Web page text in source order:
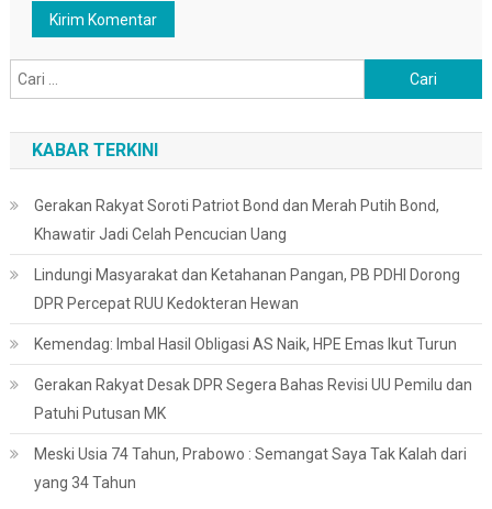
untuk:
KABAR TERKINI
Gerakan Rakyat Soroti Patriot Bond dan Merah Putih Bond,
Khawatir Jadi Celah Pencucian Uang
Lindungi Masyarakat dan Ketahanan Pangan, PB PDHI Dorong
DPR Percepat RUU Kedokteran Hewan
Kemendag: Imbal Hasil Obligasi AS Naik, HPE Emas Ikut Turun
Gerakan Rakyat Desak DPR Segera Bahas Revisi UU Pemilu dan
Patuhi Putusan MK
Meski Usia 74 Tahun, Prabowo : Semangat Saya Tak Kalah dari
yang 34 Tahun